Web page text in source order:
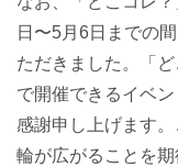
日〜5月6日までの
ただきました。「
で開催できるイベ
感謝申し上げます
輪が広がることを期